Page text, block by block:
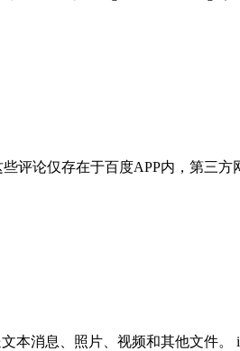
评论仅存在于百度APP内，第三
消息、照片、视频和其他文件。